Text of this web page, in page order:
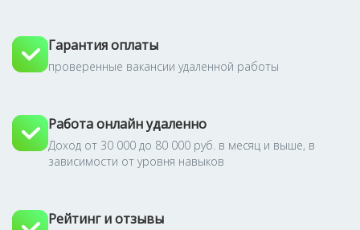
Гарантия оплаты
проверенные вакансии удаленной работы
Работа онлайн удаленно
Доход от 30 000 до 80 000 руб. в месяц и выше, в
зависимости от уровня навыков
Рейтинг и отзывы